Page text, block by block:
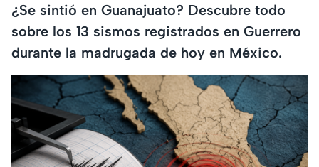
¿Se sintió en Guanajuato? Descubre todo
sobre los 13 sismos registrados en Guerrero
durante la madrugada de hoy en México.